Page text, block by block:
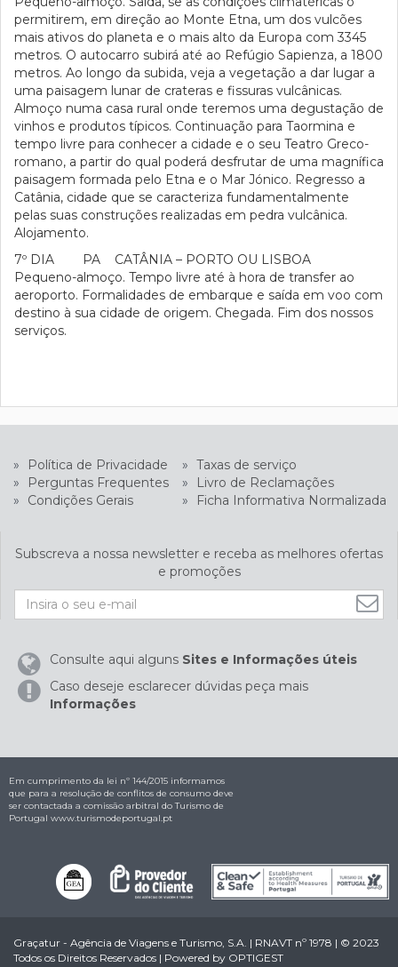
permitirem, em direção ao Monte Etna, um dos vulcões
mais ativos do planeta e o mais alto da Europa com 3345
metros. O autocarro subirá até ao Refúgio Sapienza, a 1800
metros. Ao longo da subida, veja a vegetação a dar lugar a
uma paisagem lunar de crateras e fissuras vulcânicas.
Almoço numa casa rural onde teremos uma degustação de
vinhos e produtos típicos. Continuação para Taormina e
tempo livre para conhecer a cidade e o seu Teatro Greco-
romano, a partir do qual poderá desfrutar de uma magnífica
paisagem formada pelo Etna e o Mar Jónico. Regresso a
Catânia, cidade que se caracteriza fundamentalmente
pelas suas construções realizadas em pedra vulcânica.
Alojamento.
7º DIA PA CATÂNIA – PORTO OU LISBOA
Pequeno-almoço. Tempo livre até à hora de transfer ao
aeroporto. Formalidades de embarque e saída em voo com
destino à sua cidade de origem. Chegada. Fim dos nossos
serviços.
» Política de Privacidade » Taxas de serviço
»
Perguntas Frequentes »
Livro de Reclamações
»
Condições Gerais » Ficha Informativa Normalizada
Subscreva a nossa newsletter e receba as melhores ofertas
e promoções
Consulte aqui alguns Sites e Informações úteis
Caso deseje esclarecer dúvidas peça mais
Informações
Em cumprimento da lei nº 144/2015 informamos
que para a resolução de conflitos de consumo deve
ser contactada a comissão arbitral do Turismo de
Portugal www.turismodeportugal.pt
Graçatur - Agência de Viagens e Turismo, S.A. | RNAVT nº 1978 | © 2023
Todos os Direitos Reservados | Powered by OPTIGEST